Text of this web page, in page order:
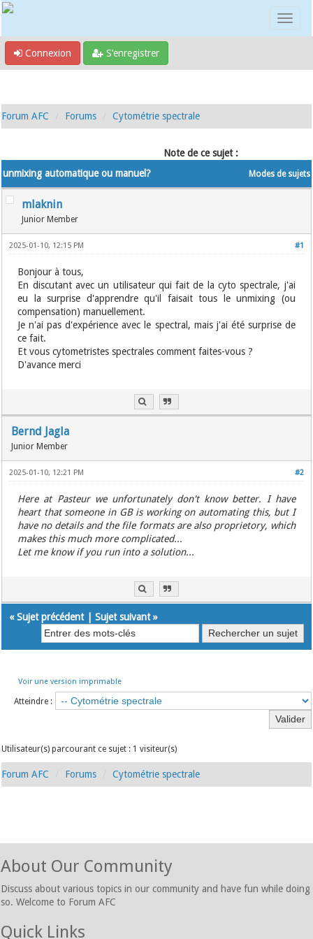
Connexion S’enregistrer
Forum AFC Forums Cytométrie spectrale
Note de ce sujet :
Modes de sujets
unmixing automatique ou manuel?
mlaknin
Junior Member
#1
2025-01-10, 12:15 PM
Bonjour à tous,
En discutant avec un utilisateur qui fait de la cyto spectrale, j'ai
eu la surprise d'apprendre qu'il faisait tous le unmixing (ou
compensation) manuellement.
Je n'ai pas d'expérience avec le spectral, mais j'ai été surprise de
ce fait.
Et vous cytometristes spectrales comment faites-vous ?
D'avance merci
Bernd Jagla
Junior Member
#2
2025-01-10, 12:21 PM
Here at Pasteur we unfortunately don't know better. I have
heart that someone in GB is working on automating this, but I
have no details and the file formats are also proprietory, which
makes this much more complicated...
Let me know if you run into a solution...
«Sujet précédent|Sujet suivant»
Voir une version imprimable
Atteindre :
Utilisateur(s) parcourant ce sujet : 1 visiteur(s)
Forum AFC Forums Cytométrie spectrale
About Our Community
Discuss about various topics in our community and have fun while doing
so. Welcome to Forum AFC
Quick Links